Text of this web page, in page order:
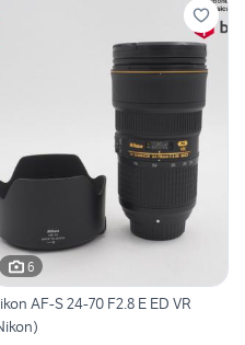
6
AF-S 24-70 F2.8 E ED VR